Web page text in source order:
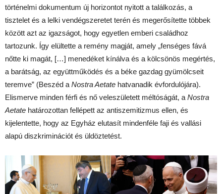
történelmi dokumentum új horizontot nyitott a találkozás, a
tisztelet és a lelki vendégszeretet terén és megerősítette többek
között azt az igazságot, hogy egyetlen emberi családhoz
tartozunk. Így elültette a remény magját, amely „fenséges fává
nőtte ki magát, […] menedéket kínálva és a kölcsönös megértés,
a barátság, az együttműködés és a béke gazdag gyümölcseit
teremve” (Beszéd aNostra Aetate hatvanadik évfordulójára).
Elismerve minden férfi és nő veleszületett méltóságát, aNostra
Aetate határozottan fellépett az antiszemitizmus ellen, és
kijelentette, hogy az Egyház elutasít mindenféle faji és vallási
alapú diszkriminációt és üldöztetést.